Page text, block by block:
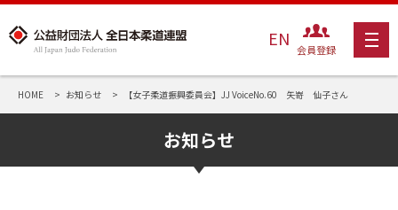
EN 会員登録
HOME お知らせ 【女子柔道振興委員会】JJ VoiceNo.60 矢嵜 仙子さん
お知らせ